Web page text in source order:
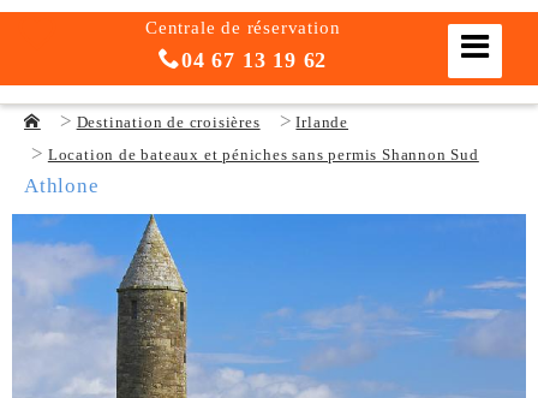
Centrale de réservation
04 67 13 19 62
Destination de croisières
Irlande
Location de bateaux et péniches sans permis Shannon Sud
Athlone